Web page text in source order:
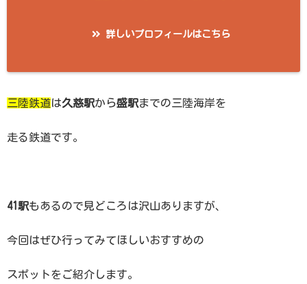
詳しいプロフィールはこちら
三陸鉄道は久慈駅から盛駅までの三陸海岸を
走る鉄道です。
41駅もあるので見どころは沢山ありますが、
今回はぜひ行ってみてほしいおすすめの
スポットをご紹介します。